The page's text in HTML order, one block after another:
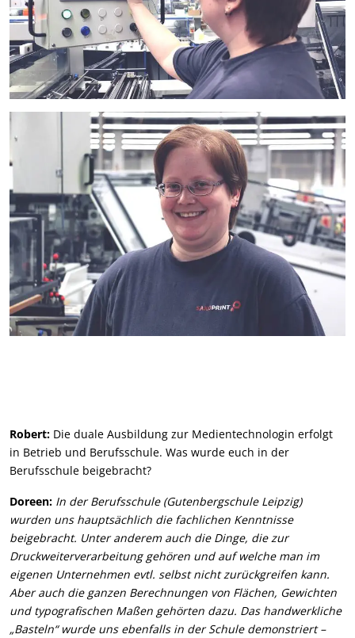
Robert: Die duale Ausbildung zur Medientechnologin erfolgt
in Betrieb und Berufsschule. Was wurde euch in der
Berufsschule beigebracht?
Doreen: In der Berufsschule (Gutenbergschule Leipzig)
wurden uns hauptsächlich die fachlichen Kenntnisse
beigebracht. Unter anderem auch die Dinge, die zur
Druckweiterverarbeitung gehören und auf welche man im
eigenen Unternehmen evtl. selbst nicht zurückgreifen kann.
Aber auch die ganzen Berechnungen von Flächen, Gewichten
und typografischen Maßen gehörten dazu. Das handwerkliche
„Basteln“ wurde uns ebenfalls in der Schule demonstriert –